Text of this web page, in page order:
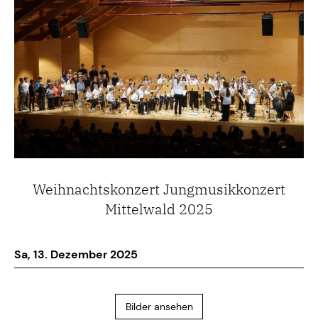
Weihnachtskonzert Jungmusikkonzert
Mittelwald 2025
Sa, 13. Dezember 2025
Bilder ansehen